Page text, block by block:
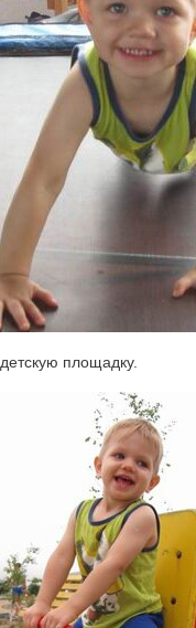
площадку.